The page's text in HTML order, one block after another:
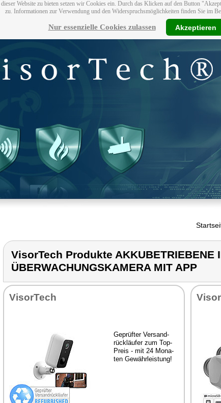
Website zu bieten setzen wir Cookies ein. Durch das Klicken auf den Button
zu. Informationen zur Verwendung und den Widerspruchsmöglichkeiten finden Sie im
Nur essenzielle Cookies zulassen Akzeptieren
VisorTech Produkte AKKUBETRIEBENE
ÜBERWACHUNGSKAMERA MIT APP
Vi­sor­Tech
Ge­prüf­ter Ver­sand­
rück­läu­fer zum Top-
Preis - mit 24 Mo­na­
ten Ge­währ­leis­tung!